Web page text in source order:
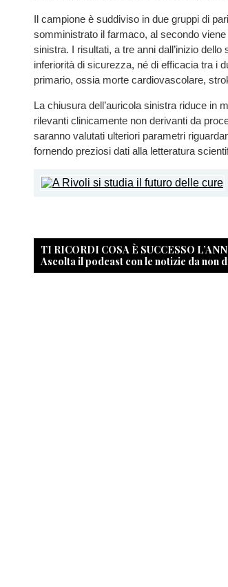
Il campione è suddiviso in due gruppi di
somministrato il farmaco, al secondo
sinistra. I risultati, a tre anni dall’inizio dello
inferiorità di sicurezza, né di efficacia tra i
primario, ossia morte cardiovascolare,
La chiusura dell’auricola sinistra riduce in
rilevanti clinicamente non derivanti da
saranno valutati ulteriori parametri
fornendo preziosi dati alla letteratura
TI RICORDI COSA È SUCCESSO
Ascolta il podcast con le notizie da non